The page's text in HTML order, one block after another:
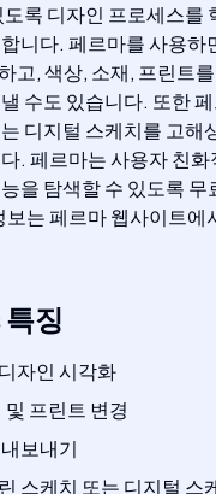
도록 디자인 프로세스를
니다. 페르마를 사용하
고, 색상, 소재, 프린트
수도 있습니다. 또한
디지털 스케치를 고해
. 페르마는 사용자 친
을 탐색할 수 있도록 무
는 페르마 웹사이트에
특징
자인 시각화
프린트 변경
보내기
스케치 또는 디지털 스